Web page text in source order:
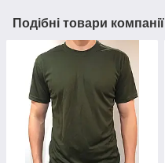
Подібні товари компанії